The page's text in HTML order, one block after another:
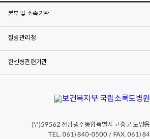
본부 및 소속기관
질병관리청
한센병관련기관
(우)59562 전남광주통합특별시 고흥군 도양
TEL. 061) 840-0500 / FAX. 061)